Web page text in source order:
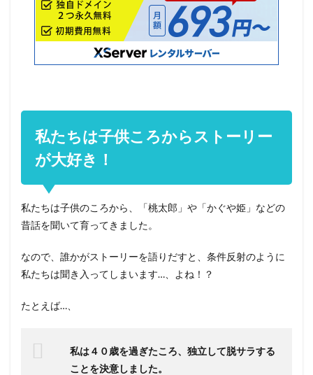
私たちは子供ころからストーリー
が大好き！
私たちは子供のころから、「桃太郎」や「かぐや姫」などの
昔話を聞いて育ってきました。
なので、誰かがストーリーを語りだすと、条件反射のように
私たちは聞き入ってしまいます…、よね！？
たとえば…、
私は４０歳を過ぎたころ、独立して脱サラする
ことを決意しました。